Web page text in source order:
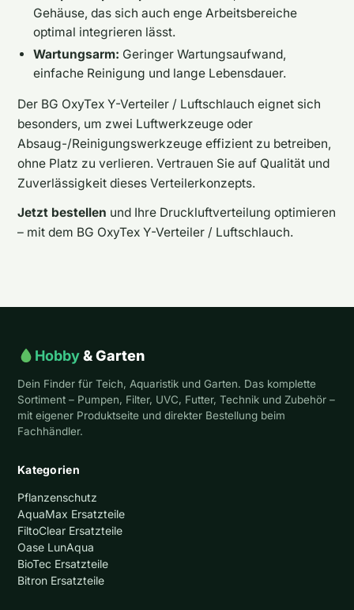
Gehäuse, das sich auch enge Arbeitsbereiche
optimal integrieren lässt.
Wartungsarm: Geringer Wartungsaufwand,
einfache Reinigung und lange Lebensdauer.
Der BG OxyTex Y-Verteiler / Luftschlauch eignet sich
besonders, um zwei Luftwerkzeuge oder
Absaug-/Reinigungswerkzeuge effizient zu betreiben,
ohne Platz zu verlieren. Vertrauen Sie auf Qualität und
Zuverlässigkeit dieses Verteilerkonzepts.
Jetzt bestellen und Ihre Druckluftverteilung optimieren
– mit dem BG OxyTex Y-Verteiler / Luftschlauch.
Hobby& Garten
Dein Finder für Teich, Aquaristik und Garten. Das komplette
Sortiment – Pumpen, Filter, UVC, Futter, Technik und Zubehör –
mit eigener Produktseite und direkter Bestellung beim
Fachhändler.
Kategorien
Pflanzenschutz
AquaMax Ersatzteile
FiltoClear Ersatzteile
Oase LunAqua
BioTec Ersatzteile
Bitron Ersatzteile